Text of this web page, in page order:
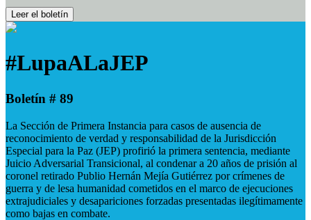
Leer el boletín
#LupaALaJEP
Boletín # 89
La Sección de Primera Instancia para casos de ausencia de
reconocimiento de verdad y responsabilidad de la Jurisdicción
Especial para la Paz (JEP) profirió la primera sentencia, mediante
Juicio Adversarial Transicional, al condenar a 20 años de prisión al
coronel retirado Publio Hernán Mejía Gutiérrez por crímenes de
guerra y de lesa humanidad cometidos en el marco de ejecuciones
extrajudiciales y desapariciones forzadas presentadas ilegítimamente
como bajas en combate.